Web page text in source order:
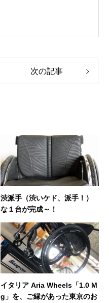
次の記事
渋派手（渋いケド、派手！）
な１台が完成～！
イタリア Aria Wheels「1.0 M
g」を、ご縁があった東京のお